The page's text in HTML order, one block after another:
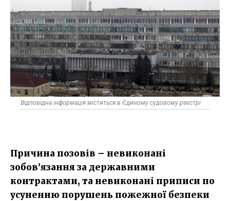
Відповідна інформація міститься в Єдиному судовому реєстрі
Причина позовів – невиконані
зобов’язання за державними
контрактами, та невиконані приписи по
усуненню порушень пожежної безпеки